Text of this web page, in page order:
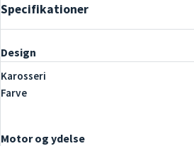
Specifikationer
Design
Karosseri
Farve
Motor og ydelse